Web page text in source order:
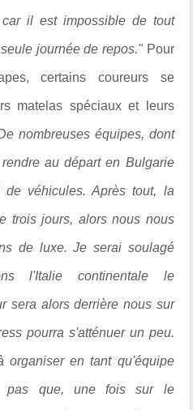
il est impossible de tout
journée de repos." Pour
certains coureurs se
matelas spéciaux et leurs
nombreuses équipes, dont
au départ en Bulgarie
véhicules. Après tout, la
trois jours, alors nous nous
de luxe. Je serai soulagé
l'Italie continentale le
sera alors derrière nous sur
pourra s'atténuer un peu.
organiser en tant qu'équipe
pas que, une fois sur le